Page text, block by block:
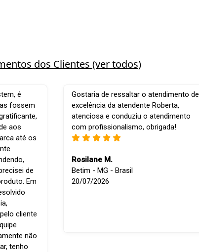
dos Clientes (ver todos)
é
fossem
aos
até os
de
Em
cliente
não
tenho
Gostaria de ressaltar o atendimento de
excelência da atendente Roberta,
atenciosa e conduziu o atendimento
com profissionalismo, obrigada!
Rosilane M.
Betim - MG - Brasil
20/07/2026